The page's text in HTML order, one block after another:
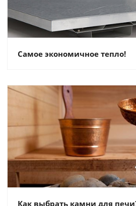
Самое экономичное тепло!
Как выбрать камни для